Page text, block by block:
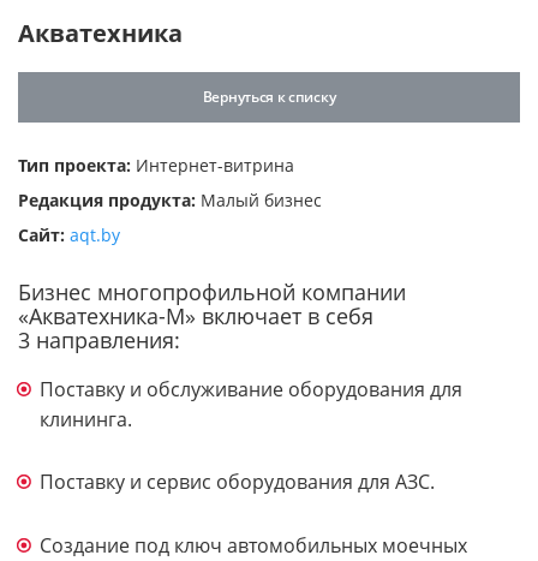
Акватехника
Вернуться к списку
Тип проекта: Интернет-витрина
Редакция продукта: Малый бизнес
Сайт: aqt.by
Бизнес многопрофильной компании
«Акватехника-М» включает в себя
3 направления:
Поставку и обслуживание оборудования для
клининга.
Поставку и сервис оборудования для АЗС.
Создание под ключ автомобильных моечных